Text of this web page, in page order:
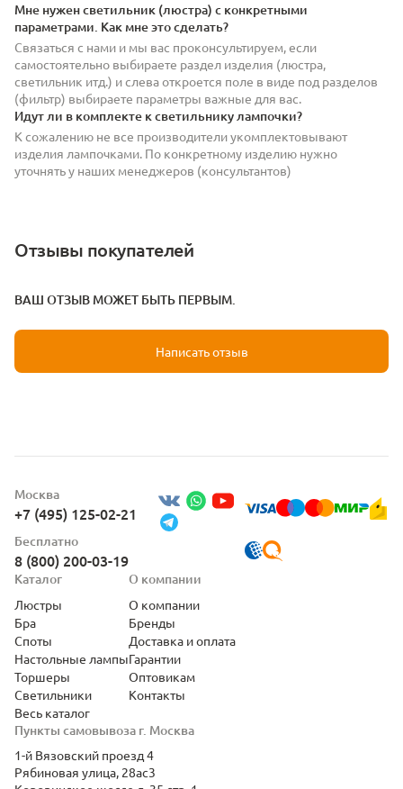
Мне нужен светильник (люстра) с конкретными
параметрами. Как мне это сделать?
Связаться с нами и мы вас проконсультируем, если
самостоятельно выбираете раздел изделия (люстра,
светильник итд.) и слева откроется поле в виде под разделов
(фильтр) выбираете параметры важные для вас.
Идут ли в комплекте к светильнику лампочки?
К сожалению не все производители укомплектовывают
изделия лампочками. По конкретному изделию нужно
уточнять у наших менеджеров (консультантов)
Отзывы покупателей
ВАШ ОТЗЫВ МОЖЕТ БЫТЬ ПЕРВЫМ.
Написать отзыв
Москва
+7 (495) 125-02-21
Бесплатно
8 (800) 200-03-19
Пункты самовывоза г. Москва
1-й Вязовский проезд 4
Рябиновая улица, 28ас3
Каталог
Люстры
Бра
Споты
Настольные лампы
Торшеры
Светильники
Весь каталог
О компании
О компании
Бренды
Доставка и оплата
Гарантии
Оптовикам
Контакты